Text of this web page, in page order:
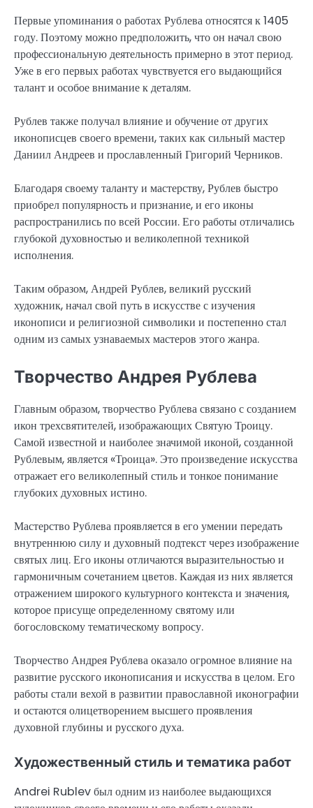
Первые упоминания о работах Рублева относятся к 1405
году. Поэтому можно предположить, что он начал свою
профессиональную деятельность примерно в этот период.
Уже в его первых работах чувствуется его выдающийся
талант и особое внимание к деталям.
Рублев также получал влияние и обучение от других
иконописцев своего времени, таких как сильный мастер
Даниил Андреев и прославленный Григорий Черников.
Благодаря своему таланту и мастерству, Рублев быстро
приобрел популярность и признание, и его иконы
распространились по всей России. Его работы отличались
глубокой духовностью и великолепной техникой
исполнения.
Таким образом, Андрей Рублев, великий русский
художник, начал свой путь в искусстве с изучения
иконописи и религиозной символики и постепенно стал
одним из самых узнаваемых мастеров этого жанра.
Творчество Андрея Рублева
Главным образом, творчество Рублева связано с созданием
икон трехсвятителей, изображающих Святую Троицу.
Самой известной и наиболее значимой иконой, созданной
Рублевым, является «Троица». Это произведение искусства
отражает его великолепный стиль и тонкое понимание
глубоких духовных истино.
Мастерство Рублева проявляется в его умении передать
внутреннюю силу и духовный подтекст через изображение
святых лиц. Его иконы отличаются выразительностью и
гармоничным сочетанием цветов. Каждая из них является
отражением широкого культурного контекста и значения,
которое присуще определенному святому или
богословскому тематическому вопросу.
Творчество Андрея Рублева оказало огромное влияние на
развитие русского иконописания и искусства в целом. Его
работы стали вехой в развитии православной иконографии
и остаются олицетворением высшего проявления
духовной глубины и русского духа.
Художественный стиль и тематика работ
Andrei Rublev был одним из наиболее выдающихся